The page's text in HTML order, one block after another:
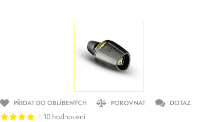
PŘIDAT DO OBLÍBENÝCH POROVNAT DOTAZ
10 hodnocení